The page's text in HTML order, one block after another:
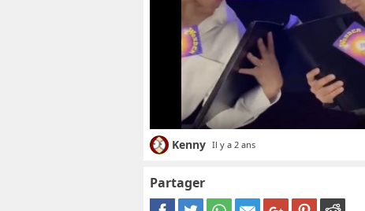
Kenny Il y a 2 ans
Partager